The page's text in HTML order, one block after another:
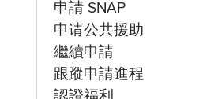
申請 SNAP
申请公共援助
繼續申請
跟蹤申請進程